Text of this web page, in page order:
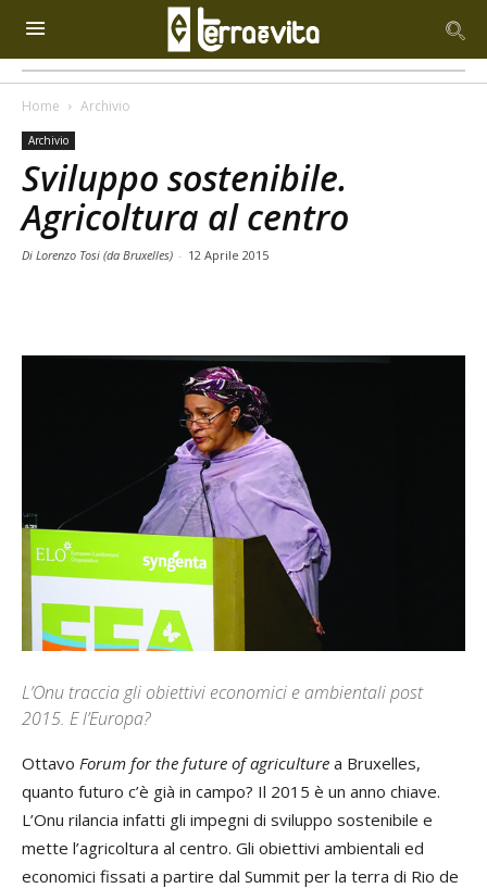
Home Archivio
Archivio
Sviluppo sostenibile.
Agricoltura al centro
Di Lorenzo Tosi (da Bruxelles) - 12 Aprile 2015
L’Onu traccia gli obiettivi economici e ambientali post
2015. E l’Europa?
Ottavo Forum for the future of agriculture a Bruxelles,
quanto futuro c’è già in campo? Il 2015 è un anno chiave.
L’Onu rilancia infatti gli impegni di sviluppo sostenibile e
mette l’agricoltura al centro. Gli obiettivi ambientali ed
economici fissati a partire dal Summit per la terra di Rio de